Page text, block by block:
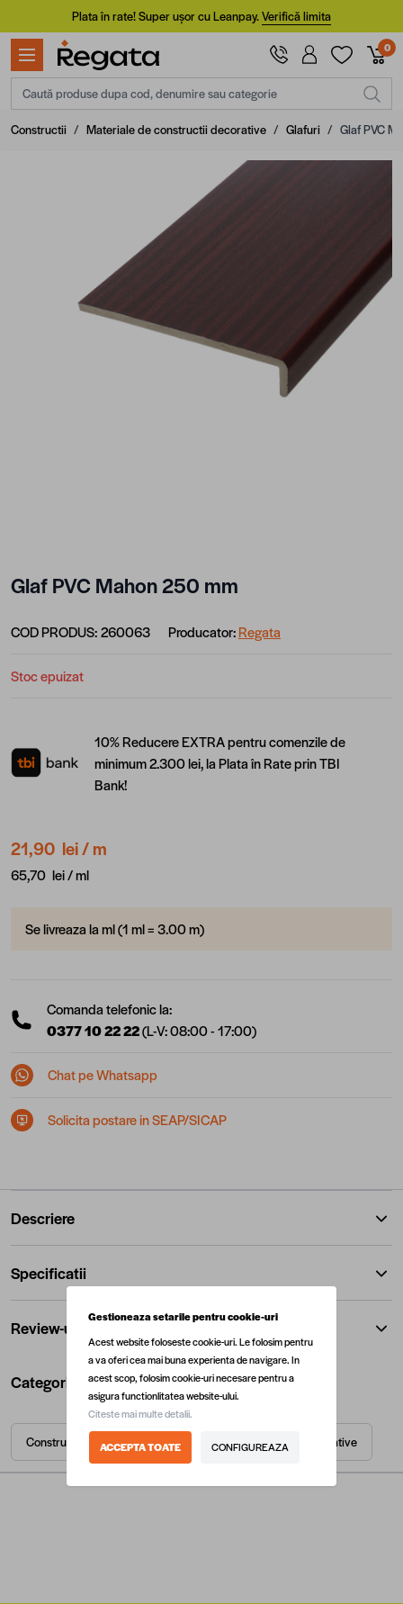
Mergi la ConținutPlata în rate! Super ușor cu Leanpay.Verifică limita
0
Caută produse dupa cod, denumire sau categorie
Constructii / Materiale de constructii decorative / Glafuri / Glaf PVC
Glaf PVC Mahon 250 mm
COD PRODUS:260063 Producator:Regata
Stoc epuizat
10% Reducere EXTRA pentru comenzile de
minimum 2.300 lei, la Plata în Rate prin TBI
Bank!
21,90 lei/ m
65,70 lei /ml
Se livreaza la ml (1 ml = 3.00 m)
Comanda telefonic la:
0377 10 22 22(L-V: 08:00 - 17:00)
Chat pe Whatsapp
Solicita postare in SEAP/SICAP
Descriere
Specificatii
Review-uri
Categorii utile
Constructii Glafuri Materiale de constructii decorative
Gestioneaza setarile pentru cookie-uri
Acest website foloseste cookie-uri. Le folosim pentru
a va oferi cea mai buna experienta de navigare. In
acest scop, folosim cookie-uri necesare pentru a
asigura functionlitatea website-ului.
Citeste mai multe detalii.
ACCEPTA TOATE CONFIGUREAZA